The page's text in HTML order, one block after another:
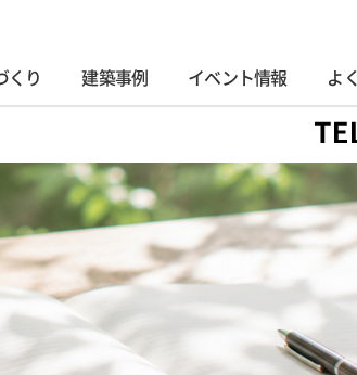
くり 建築事例 イベント情報 よ